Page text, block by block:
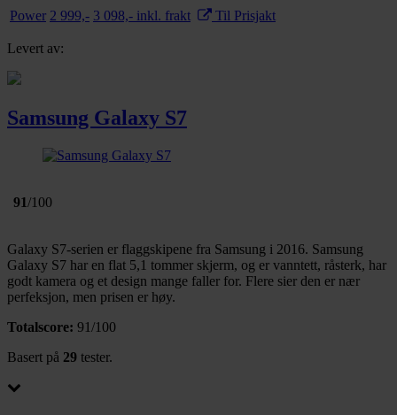
Power 2 999,- 3 098,- inkl. frakt Til Prisjakt
Levert av:
Samsung Galaxy S7
91/100
Galaxy S7-serien er flaggskipene fra Samsung i 2016. Samsung
Galaxy S7 har en flat 5,1 tommer skjerm, og er vanntett, råsterk, har
godt kamera og et design mange faller for. Flere sier den er nær
perfeksjon, men prisen er høy.
Totalscore: 91/100
Basert på 29 tester.